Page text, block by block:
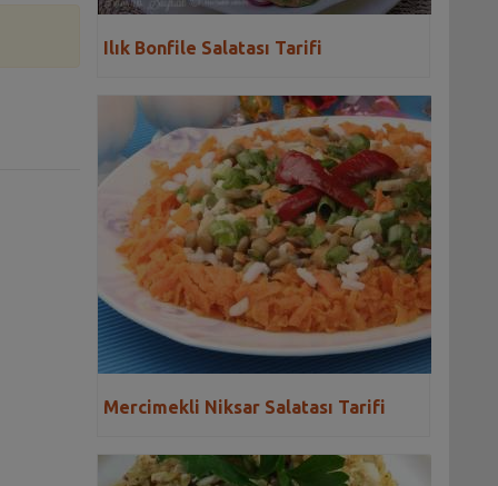
Ilık Bonfile Salatası Tarifi
Mercimekli Niksar Salatası Tarifi